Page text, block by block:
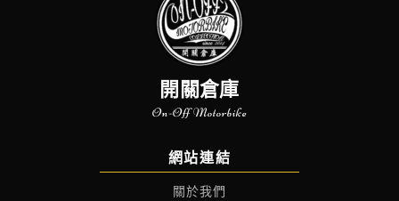
開關倉庫
On-Off Motorbike
網站連結
關於我們